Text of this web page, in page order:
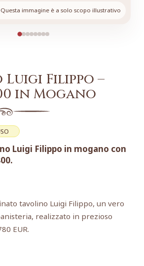
Questa immagine è a solo scopo illustrativo
Filippo –
in Mogano
Luigi Filippo in mogano con
tavolino Luigi Filippo, un vero
realizzato in prezioso
EUR.